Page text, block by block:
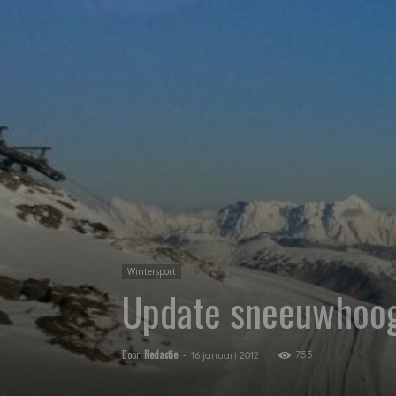
Wintersport
Update
Door Redactie - 16 januari 2012 755